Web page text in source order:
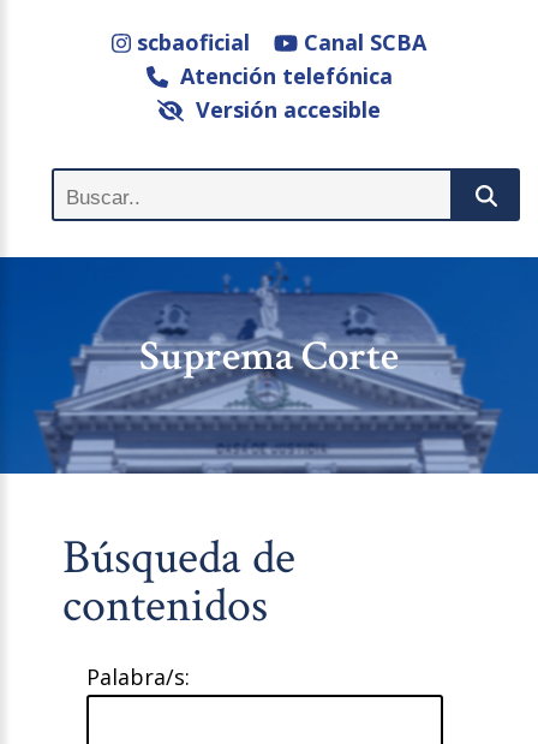
scbaoficial
Canal SCBA
Atención telefónica
Versión accesible
Suprema Corte
Búsqueda de
contenidos
Palabra/s: